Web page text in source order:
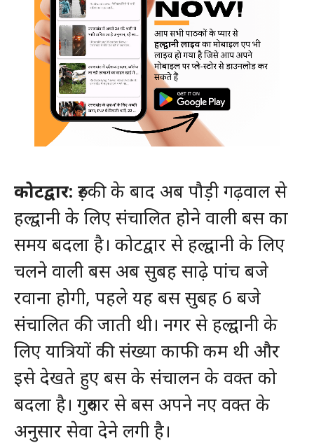
कोटद्वार: रुड़की के बाद अब पौड़ी गढ़वाल से
हल्द्वानी के लिए संचालित होने वाली बस का
समय बदला है। कोटद्वार से हल्द्वानी के लिए
चलने वाली बस अब सुबह साढ़े पांच बजे
रवाना होगी, पहले यह बस सुबह 6 बजे
संचालित की जाती थी। नगर से हल्द्वानी के
लिए यात्रियों की संख्या काफी कम थी और
इसे देखते हुए बस के संचालन के वक्त को
बदला है। गुरुवार से बस अपने नए वक्त के
अनुसार सेवा देने लगी है।